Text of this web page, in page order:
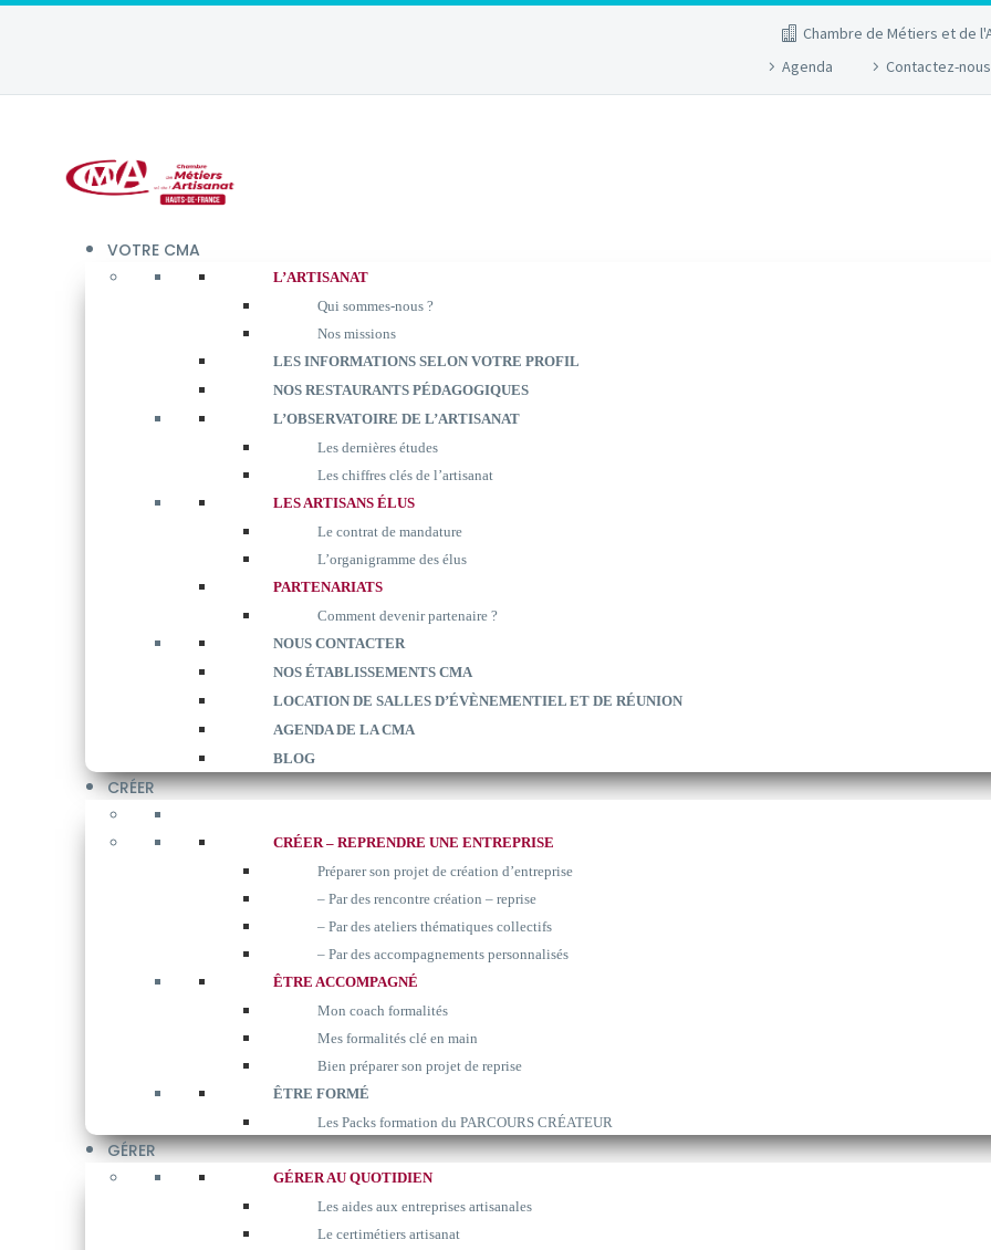
Chambre de Métiers et de
Agenda
Contactez-nous
VOTRE CMA
L’ARTISANAT
Qui sommes-nous ?
Nos missions
LES INFORMATIONS SELON VOTRE PROFIL
NOS RESTAURANTS PÉDAGOGIQUES
L’OBSERVATOIRE DE L’ARTISANAT
Les dernières études
Les chiffres clés de l’artisanat
LES ARTISANS ÉLUS
Le contrat de mandature
L’organigramme des élus
PARTENARIATS
Comment devenir partenaire ?
NOUS CONTACTER
NOS ÉTABLISSEMENTS CMA
LOCATION DE SALLES D’ÉVÈNEMENTIEL ET DE RÉUNION
AGENDA DE LA CMA
BLOG
CRÉER
CRÉER – REPRENDRE UNE ENTREPRISE
Préparer son projet de création d’entreprise
– Par des rencontre création – reprise
– Par des ateliers thématiques collectifs
– Par des accompagnements personnalisés
ÊTRE ACCOMPAGNÉ
Mon coach formalités
Mes formalités clé en main
Bien préparer son projet de reprise
ÊTRE FORMÉ
Les Packs formation du PARCOURS CRÉATEUR
GÉRER
GÉRER AU QUOTIDIEN
Les aides aux entreprises artisanales
Le certimétiers artisanat